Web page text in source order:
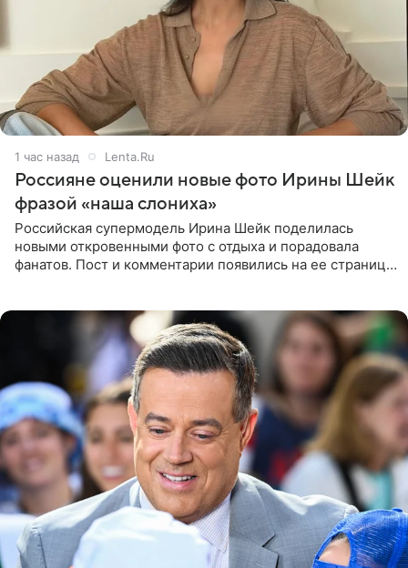
1 час назад Lenta.Ru
Россияне оценили новые фото Ирины Шейк
фразой «наша слониха»
Российская супермодель Ирина Шейк поделилась
новыми откровенными фото с отдыха и порадовала
фанатов. Пост и комментарии появились на ее странице